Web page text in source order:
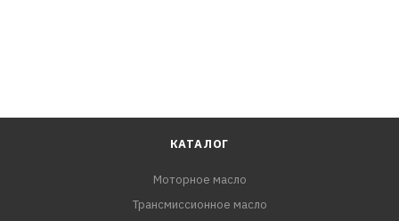
КАТАЛОГ
Моторное масло
Трансмиссионное масло